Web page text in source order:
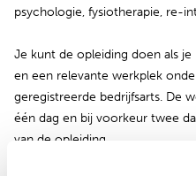
psychologie, fysiotherapie, re-
Je kunt de opleiding doen als
en een relevante werkplek
geregistreerde bedrijfsarts. De
één dag en bij voorkeur twee
van de opleiding.